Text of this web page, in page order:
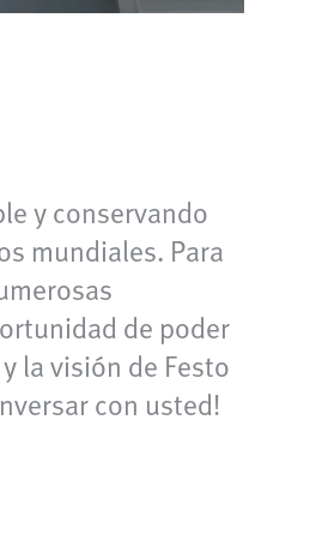
y conservando
mundiales. Para
de poder
la visión de Festo
con usted!